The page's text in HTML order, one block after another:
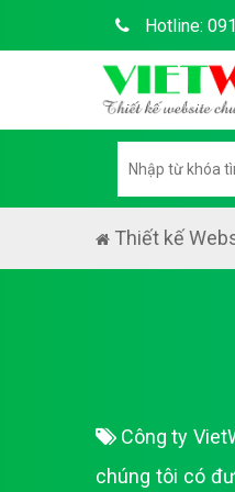
Hotline:
Thiết kế
Công ty
chúng tôi có